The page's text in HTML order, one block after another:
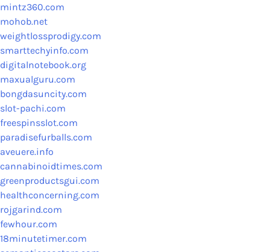
mintz360.com
mohob.net
weightlossprodigy.com
smarttechyinfo.com
digitalnotebook.org
maxualguru.com
bongdasuncity.com
slot-pachi.com
freespinsslot.com
paradisefurballs.com
aveuere.info
cannabinoidtimes.com
greenproductsgui.com
healthconcerning.com
rojgarind.com
fewhour.com
18minutetimer.com